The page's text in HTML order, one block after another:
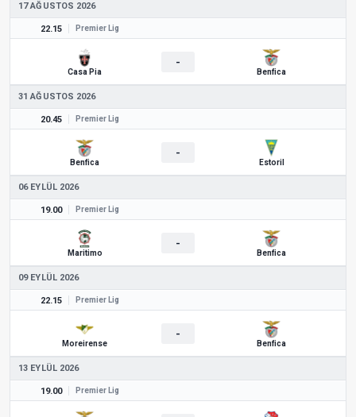
17 AĞUSTOS 2026
22.15 Premier Lig
Casa Pia
-
Benfica
31 AĞUSTOS 2026
20.45 Premier Lig
Benfica
-
Estoril
06 EYLÜL 2026
19.00 Premier Lig
Maritimo
-
Benfica
09 EYLÜL 2026
22.15 Premier Lig
Moreirense
-
Benfica
13 EYLÜL 2026
19.00 Premier Lig